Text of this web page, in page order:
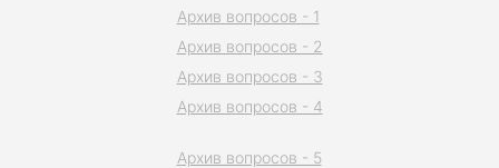
Архив вопросов - 1
Архив вопросов - 2
Архив вопросов - 3
Архив вопросов - 4
Архив вопросов - 5